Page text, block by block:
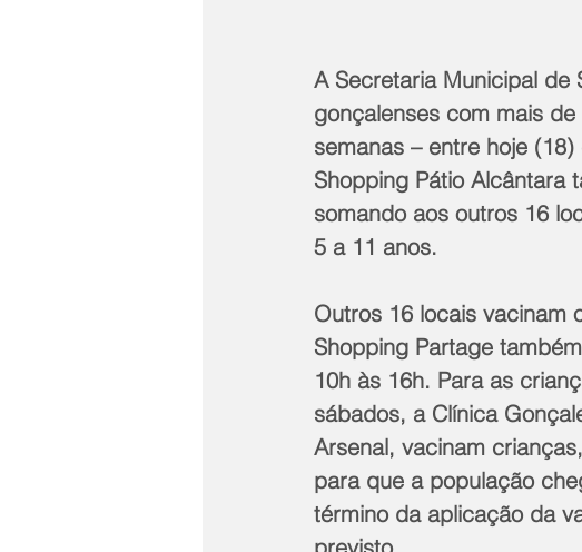
A Secretaria Municipal de
gonçalenses com mais
semanas – entre hoje
Shopping Pátio Alcântara
somando aos outros 16
5 a 11 anos.
Outros 16 locais vacinam
Shopping Partage
10h às 16h. Para as
sábados, a Clínica
Arsenal, vacinam
para que a população
término da aplicação da